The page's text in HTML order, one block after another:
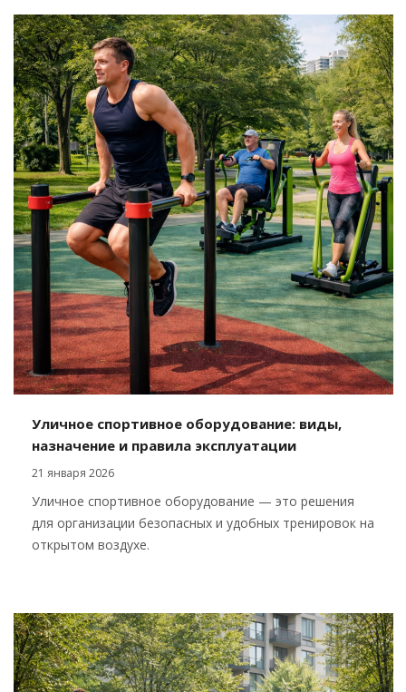
Уличное спортивное оборудование: виды,
назначение и правила эксплуатации
21 января 2026
Уличное спортивное оборудование — это решения
для организации безопасных и удобных тренировок на
открытом воздухе.